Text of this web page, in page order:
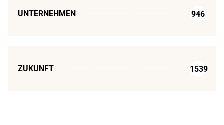
UNTERNEHMEN 946
ZUKUNFT 1539